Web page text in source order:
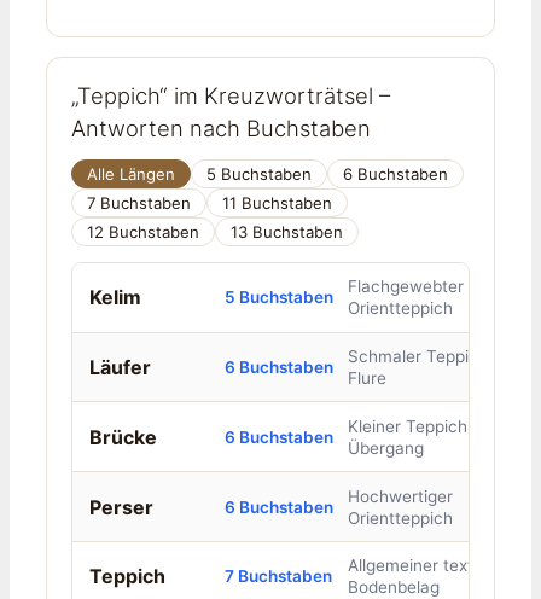
„Teppich“ im Kreuzworträtsel –
Antworten nach Buchstaben
Alle Längen 5 Buchstaben
6 Buchstaben
7 Buchstaben
11 Buchstaben
12 Buchstaben
13 Buchstaben
Kelim 5 Buchstaben
Flachgewebter
Orientteppich
Läufer 6 Buchstaben
Schmaler Teppich für
Flure
Brücke 6 Buchstaben
Kleiner Teppich als
Übergang
Perser 6 Buchstaben
Hochwertiger
Orientteppich
Teppich 7 Buchstaben
Allgemeiner textiler
Bodenbelag